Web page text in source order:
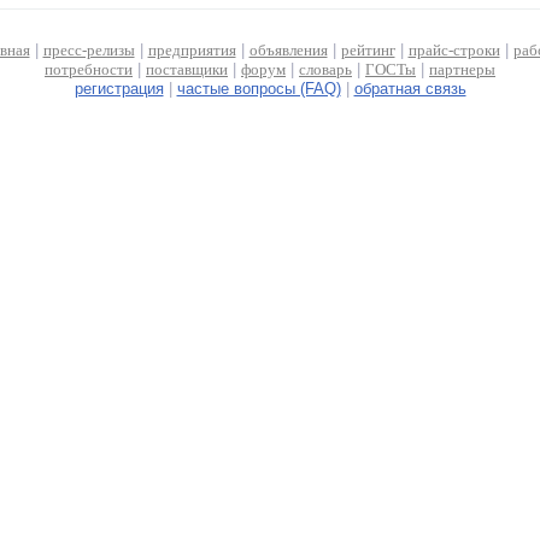
| пресс-релизы предприятия| объявления| рейтинг| прайс-строки|
потребности
поставщики форум словарь ГОСТы
партнеры
регистрация| частые вопросы (FAQ)| обратная связь